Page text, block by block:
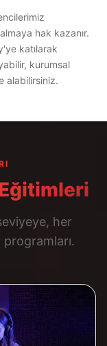
hak kazanır.
katılarak
kurumsal
alabilirsiniz.
her